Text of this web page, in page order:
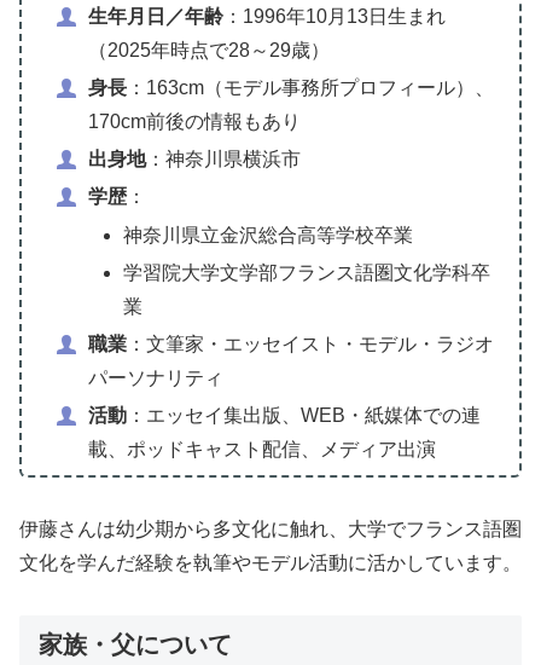
生年月日／年齢：1996年10月13日生まれ
（2025年時点で28～29歳）
身長：163cm（モデル事務所プロフィール）、
170cm前後の情報もあり
出身地：神奈川県横浜市
学歴：
神奈川県立金沢総合高等学校卒業
学習院大学文学部フランス語圏文化学科卒
業
職業：文筆家・エッセイスト・モデル・ラジオ
パーソナリティ
活動：エッセイ集出版、WEB・紙媒体での連
載、ポッドキャスト配信、メディア出演
伊藤さんは幼少期から多文化に触れ、大学でフランス語圏
文化を学んだ経験を執筆やモデル活動に活かしています。
家族・父について